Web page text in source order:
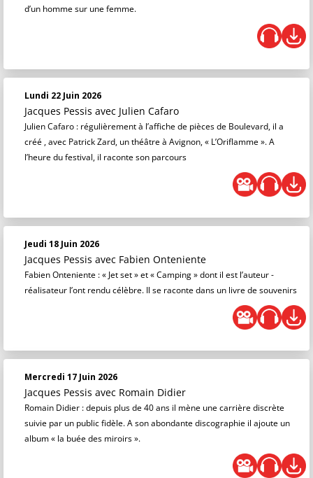
d’un homme sur une femme.
Lundi 22 Juin 2026
Jacques Pessis avec Julien Cafaro
Julien Cafaro : régulièrement à l’affiche de pièces de Boulevard, il a
créé , avec Patrick Zard, un théâtre à Avignon, « L’Oriflamme ». A
l’heure du festival, il raconte son parcours
Jeudi 18 Juin 2026
Jacques Pessis avec Fabien Onteniente
Fabien Onteniente : « Jet set » et « Camping » dont il est l’auteur -
réalisateur l’ont rendu célèbre. Il se raconte dans un livre de souvenirs
Mercredi 17 Juin 2026
Jacques Pessis avec Romain Didier
Romain Didier : depuis plus de 40 ans il mène une carrière discrète
suivie par un public fidèle. A son abondante discographie il ajoute un
album « la buée des miroirs ».